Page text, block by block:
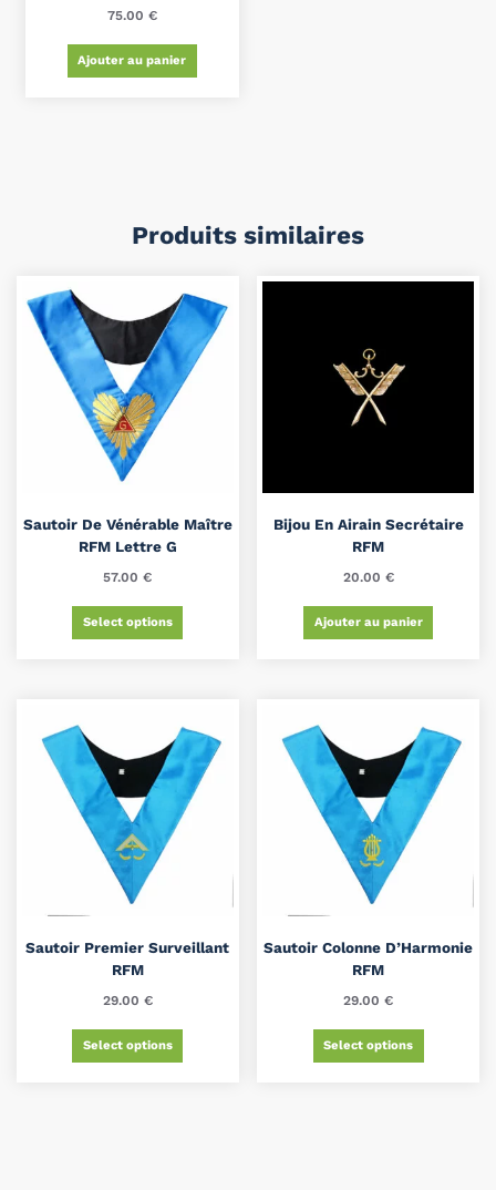
75.00 €
Ajouter au panier
Produits similaires
Sautoir De Vénérable Maître
RFM Lettre G
57.00€
Select options
Bijou En Airain Secrétaire
RFM
20.00 €
Ajouter au panier
Sautoir Premier Surveillant
RFM
29.00 €
Select options
Sautoir Colonne D’Harmonie
RFM
29.00€
Select options